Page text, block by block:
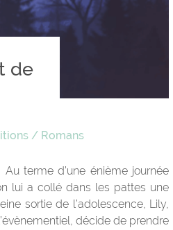
de
/ Romans
terme d’une énième journée
lui a collé dans les pattes une
sortie de l’adolescence, Lily,
décide de prendre